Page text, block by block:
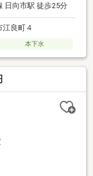
日向市駅 徒歩25分
良町４
本下水